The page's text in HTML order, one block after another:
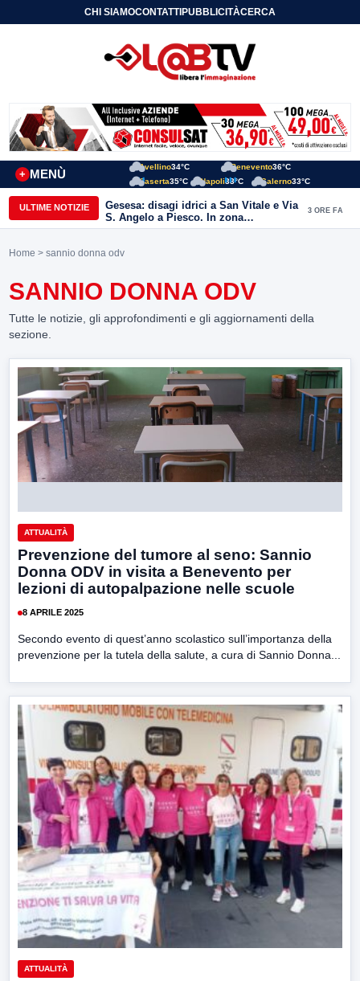
CHI SIAMOCONTATTIPUBBLICITÀCERCA
MENÙ
+
Avellino34°C Benevento36°C
Caserta35°C Napoli33°C Salerno33°C
ULTIME NOTIZIE
Gesesa: disagi idrici a San Vitale e Via
S. Angelo a Piesco. In zona
posizionata l’autobotte
3 ORE FA
Home > sannio donna odv
SANNIO DONNA ODV
Tutte le notizie, gli approfondimenti e gli aggiornamenti della
sezione.
ATTUALITÀ
Prevenzione del tumore al seno: Sannio
Donna ODV in visita a Benevento per
lezioni di autopalpazione nelle scuole
8 APRILE 2025
Secondo evento di quest’anno scolastico sull’importanza della
prevenzione per la tutela della salute, a cura di Sannio Donna...
ATTUALITÀ